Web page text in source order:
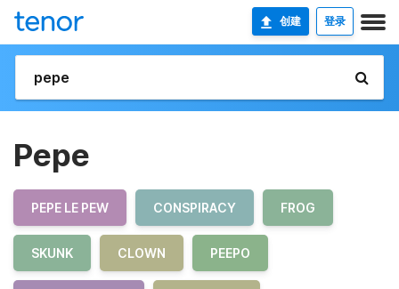
创建 登录
Pepe
PEPE LE PEW CONSPIRACY FROG
SKUNK CLOWN PEEPO